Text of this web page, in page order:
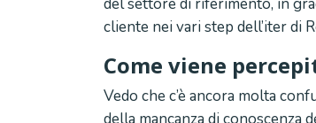
del settore di riferimento, in
cliente nei vari step dell’iter di
Come viene
Vedo che c’è ancora molta